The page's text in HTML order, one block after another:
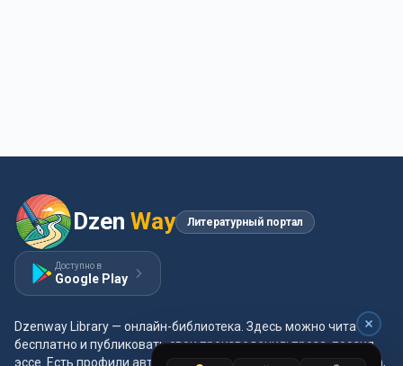
Dzen Way Литературный портал
Доступно в
Google Play
Dzenway Library — онлайн-библиотека. Здесь можно читать
бесплатно и публиковать свои произведения: проза, поэзия,
эссе. Есть профили авторов, жанры и метки, удобная читалка,